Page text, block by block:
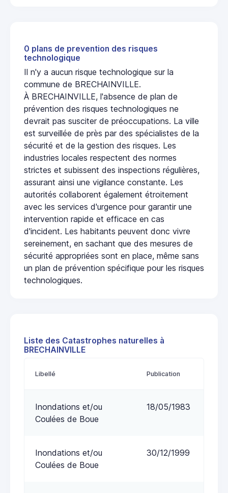
0 plans de prevention des risques
technologique
Il n'y a aucun risque technologique sur la
commune de BRECHAINVILLE.
À BRECHAINVILLE, l'absence de plan de
prévention des risques technologiques ne
devrait pas susciter de préoccupations. La ville
est surveillée de près par des spécialistes de la
sécurité et de la gestion des risques. Les
industries locales respectent des normes
strictes et subissent des inspections régulières,
assurant ainsi une vigilance constante. Les
autorités collaborent également étroitement
avec les services d'urgence pour garantir une
intervention rapide et efficace en cas
d'incident. Les habitants peuvent donc vivre
sereinement, en sachant que des mesures de
sécurité appropriées sont en place, même sans
un plan de prévention spécifique pour les risques
technologiques.
Liste des Catastrophes naturelles à
BRECHAINVILLE
Libellé Publication
Inondations et/ou
Coulées de Boue
18/05/1983
Inondations et/ou
Coulées de Boue
30/12/1999